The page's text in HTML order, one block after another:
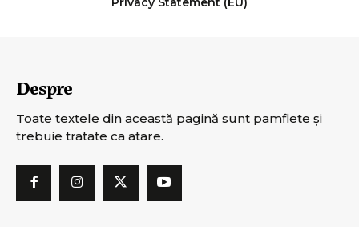
Despre
Toate textele din această pagină sunt pamflete şi
trebuie tratate ca atare.